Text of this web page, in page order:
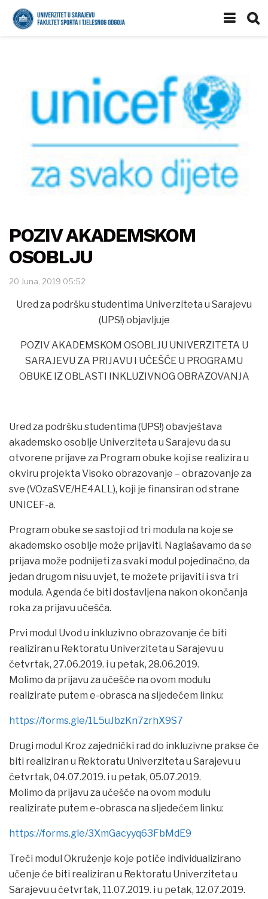
POZIV AKADEMSKOM
OSOBLJU
20 Juna, 2019 05:52
Ured za podršku studentima Univerziteta u Sarajevu
(UPS!) objavljuje
POZIV AKADEMSKOM OSOBLJU UNIVERZITETA U
SARAJEVU ZA PRIJAVU I UČEŠĆE U PROGRAMU
OBUKE IZ OBLASTI INKLUZIVNOG OBRAZOVANJA
Ured za podršku studentima (UPS!) obavještava
akademsko osoblje Univerziteta u Sarajevu da su
otvorene prijave za Program obuke koji se realizira u
okviru projekta Visoko obrazovanje – obrazovanje za
sve (VOzaSVE/HE4ALL), koji je finansiran od strane
UNICEF-a.
Program obuke se sastoji od tri modula na koje se
akademsko osoblje može prijaviti. Naglašavamo da se
prijava može podnijeti za svaki modul pojedinačno, da
jedan drugom nisu uvjet, te možete prijaviti i sva tri
modula. Agenda će biti dostavljena nakon okončanja
roka za prijavu učešća.
Prvi modul Uvod u inkluzivno obrazovanje će biti
realiziran u Rektoratu Univerziteta u Sarajevu u
četvrtak, 27.06.2019. i u petak, 28.06.2019.
Molimo da prijavu za učešće na ovom modulu
realizirate putem e-obrasca na sljedećem linku:
https://forms.gle/1L5uJbzKn7zrhX9S7
Drugi modul Kroz zajednički rad do inkluzivne prakse će
biti realiziran u Rektoratu Univerziteta u Sarajevu u
četvrtak, 04.07.2019. i u petak, 05.07.2019.
Molimo da prijavu za učešće na ovom modulu
realizirate putem e-obrasca na sljedećem linku:
https://forms.gle/3XmGacyyq63FbMdE9
Treći modul Okruženje koje potiče individualizirano
učenje će biti realiziran u Rektoratu Univerziteta u
Sarajevu u četvrtak, 11.07.2019. i u petak, 12.07.2019.